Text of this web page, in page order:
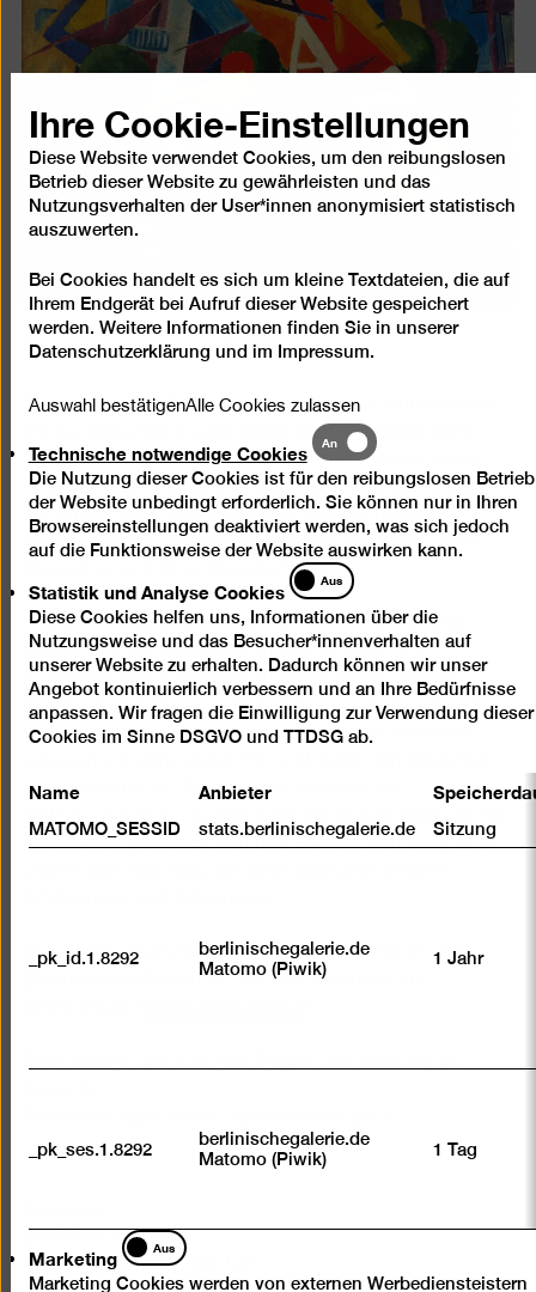
Für Inhaber*innen der Ehrenamtskarte
Die Berlinische Galerie präsentiert viele Kunstwerke,
die auf Geschichte und Gegenwart der Stadt Berlin
Bezug nehmen. Malerei, Bildhauerei, Installationen,
Neue Medien, Fotografie und Architektur berichten
von Ereignissen der Weimarer Zeit bis heute und
entfalten dabei ein vielseitiges Bild der Stadt, ihrer
Menschen und ihrer Künstler*innen.
In der Führung erfahren Sie nicht nur interessante
Details und Hintergründe zu den Werken und
Künstler*innen in unseren Ausstellungen. Unsere
Kunstvermittler*innen ermöglichen auch ein intensives
und inspirierendes Erlebnis. Gemeinsam mit Ihnen
untereinander an. Denn Kunst ist mehr als
spannende Diskussionen und Reflexionen sein, über
Dieses Angebot richtet sich an Inhaber*innen der
Ehrenamtskarte und ist Teil des berlinweiten
Berlinische Galerie
Alte Jakobstraße 124–128
Ihre Cookie-Einstellungen
Diese Website verwendet Cookies, um den reibungslosen
Betrieb dieser Website zu gewährleisten und das
Nutzungsverhalten der User*innen anonymisiert statistisch
auszuwerten.
Bei Cookies handelt es sich um kleine Textdateien, die auf
Ihrem Endgerät bei Aufruf dieser Website gespeichert
werden. Weitere Informationen finden Sie in unserer
Datenschutzerklärung und im Impressum.
Auswahl bestätigenAlle Cookies zulassen
Technische notwendige Cookies
Technische
notwendige
Cookies
An
Die Nutzung dieser Cookies ist für den reibungslosen Betrieb
der Website unbedingt erforderlich. Sie können nur in Ihren
Browsereinstellungen deaktiviert werden, was sich jedoch
auf die Funktionsweise der Website auswirken kann.
Statistik und Analyse Cookies
Statistik
und
Analyse
Cookies
Aus
Diese Cookies helfen uns, Informationen über die
Nutzungsweise und das Besucher*innenverhalten auf
unserer Website zu erhalten. Dadurch können wir unser
Angebot kontinuierlich verbessern und an Ihre Bedürfnisse
anpassen. Wir fragen die Einwilligung zur Verwendung dieser
Cookies im Sinne DSGVO und TTDSG ab.
Name Anbieter
MATOMO_SESSID stats.berlinischegalerie.de Sitzung
_pk_id.1.8292
berlinischegalerie.de
Matomo (Piwik)
1 Jahr
_pk_ses.1.8292
berlinischegalerie.de
Matomo (Piwik)
1 Tag
Marketing
Marketing
Aus
Marketing Cookies werden von externen Werbediensteistern